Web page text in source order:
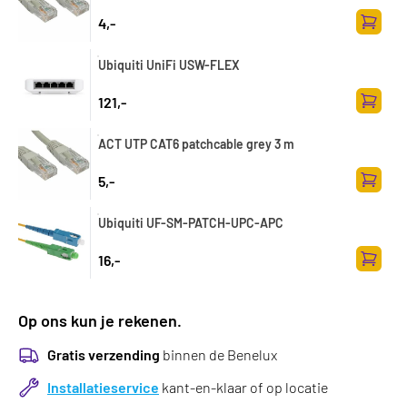
4,-
Ubiquiti UniFi USW-FLEX
121,-
ACT UTP CAT6 patchcable grey 3 m
5,-
Ubiquiti UF-SM-PATCH-UPC-APC
16,-
Op ons kun je rekenen.
Gratis verzending binnen de Benelux
Installatieservice kant-en-klaar of op locatie